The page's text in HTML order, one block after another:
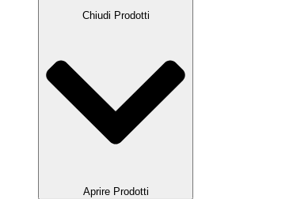
Chiudi Prodotti
Aprire Prodotti